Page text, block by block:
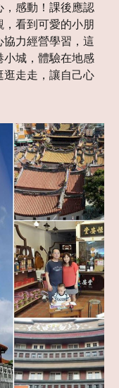
，感動！課後應認
看到可愛的小朋
力經營學習，這
小城，體驗在地感
逛走走，讓自己心